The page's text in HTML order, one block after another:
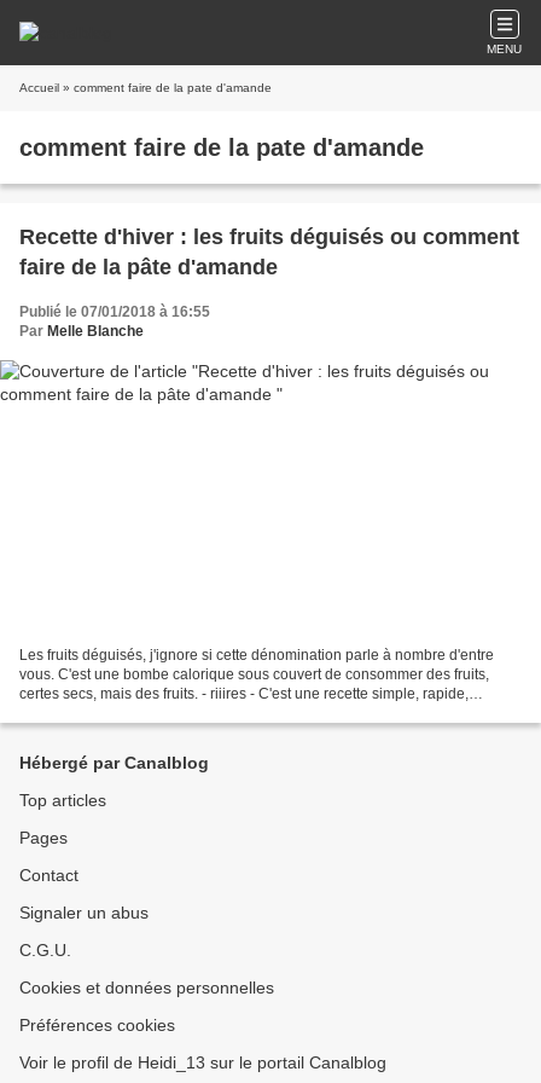
MENU
Accueil » comment faire de la pate d'amande
comment faire de la pate d'amande
Recette d'hiver : les fruits déguisés ou comment
faire de la pâte d'amande
Publié le 07/01/2018 à 16:55
Par Melle Blanche
Les fruits déguisés, j'ignore si cette dénomination parle à nombre d'entre
vous. C'est une bombe calorique sous couvert de consommer des fruits,
certes secs, mais des fruits. - riiires - C'est une recette simple, rapide,
Hébergé par Canalblog
Top articles
Pages
Contact
Signaler un abus
C.G.U.
Cookies et données personnelles
Préférences cookies
Voir le profil de Heidi_13 sur le portail Canalblog